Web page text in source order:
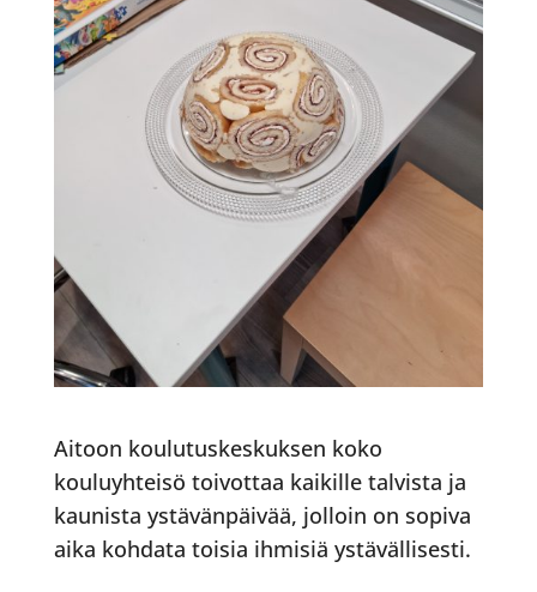
Aitoon koulutuskeskuksen koko
kouluyhteisö toivottaa kaikille talvista ja
kaunista ystävänpäivää, jolloin on sopiva
aika kohdata toisia ihmisiä ystävällisesti.